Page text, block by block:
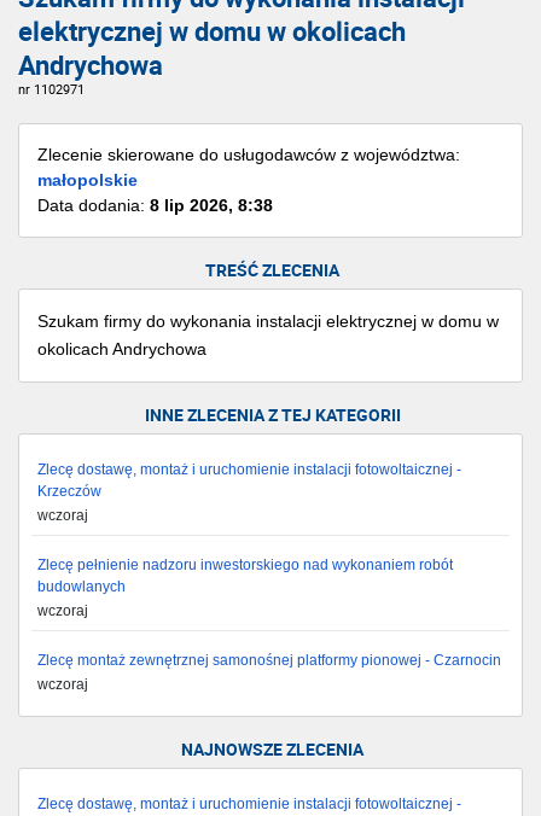
elektrycznej w domu w okolicach
Andrychowa
nr 1102971
Zlecenie skierowane do usługodawców z województwa:
małopolskie
Data dodania: 8 lip 2026, 8:38
TREŚĆ ZLECENIA
Szukam firmy do wykonania instalacji elektrycznej w domu w
okolicach Andrychowa
INNE ZLECENIA Z TEJ KATEGORII
Zlecę dostawę, montaż i uruchomienie instalacji fotowoltaicznej -
Krzeczów
wczoraj
Zlecę pełnienie nadzoru inwestorskiego nad wykonaniem robót
budowlanych
wczoraj
Zlecę montaż zewnętrznej samonośnej platformy pionowej - Czarnocin
wczoraj
NAJNOWSZE ZLECENIA
Zlecę dostawę, montaż i uruchomienie instalacji fotowoltaicznej -